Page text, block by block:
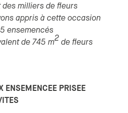
des milliers de fleurs
appris à cette occasion
ensemencés
de 745 m2 de fleurs
ENSEMENCEE PRISEE